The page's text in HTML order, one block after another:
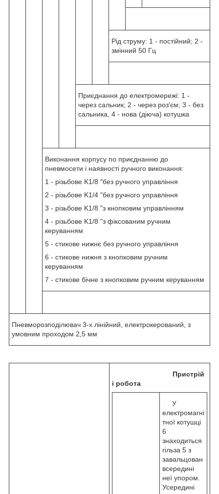
Рід струму: 1 - постійний; 2 -
змінний 50 Гц
Приєднання до електромережі: 1 -
через сальник; 2 - через роз'єм; 3 - без
сальника, 4 - нова (діюча) котушка
Виконання корпусу по приєднанню до
пневмосети і наявності ручного виконання:
1 - різьбове K1/8 "без ручного управління
2 - різьбове K1/4 "без ручного управління
3 - різьбове K1/8 "з кнопковим управлінням
4 - різьбове K1/8 "з фіксованим ручним
керуванням
5 - стикове нижнє без ручного управління
6 - стикове нижня з кнопковим ручним
керуванням
7 - стикове бічне з кнопковим ручним керуванням
Пневморозподілювач 3-х лінійний, електрокерований, з
умовним проходом 2,5 мм
Пристрій
і робота
У
електромагні
тної котушці
6
знаходиться
гільза 5 з
завальцован
всередині
неї упором.
Усередині